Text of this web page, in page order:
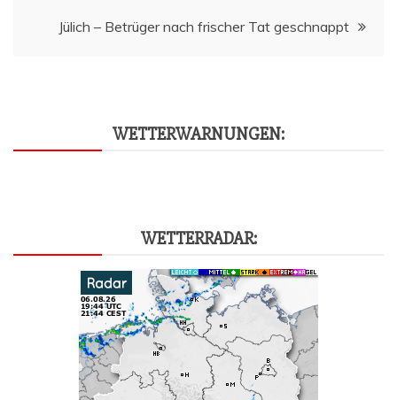
Jülich – Betrü­ger nach fri­scher Tat geschnappt
WET­TER­WAR­NUN­GEN:
WET­TER­RA­DAR: